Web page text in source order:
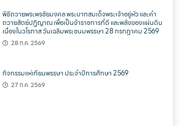
พิธีถวายพระพรชัยมงคล พระบาทสมเด็จพระเจ้าอยู่หัว และคำ
ถวายสัตย์ปฏิญาณ เพื่อเป็นข้าราชการที่ดี และพลังของแผ่นดิน
เนื่องในวโรกาส วันเฉลิมพระชนมพรรษา 28 กรกฎาคม 2569
28 ก.ค. 2569
กิจกรรมแห่เทียนพรรษา ประจำปีการศึกษา 2569
27 ก.ค. 2569